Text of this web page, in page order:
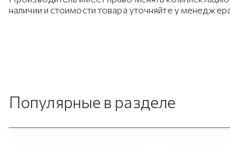
наличии и стоимости товара уточняйте у
Популярные в разделе